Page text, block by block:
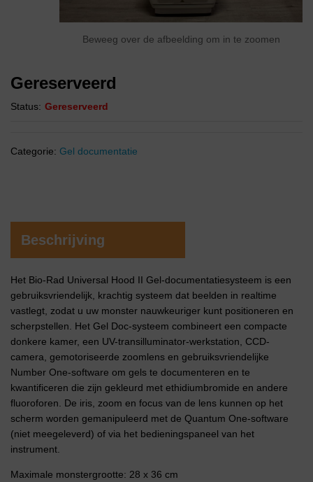
Beweeg over de afbeelding om in te zoomen
Gereserveerd
Status: Gereserveerd
Categorie: Gel documentatie
Beschrijving
Het Bio-Rad Universal Hood II Gel-documentatiesysteem is een
gebruiksvriendelijk, krachtig systeem dat beelden in realtime
vastlegt, zodat u uw monster nauwkeuriger kunt positioneren en
scherpstellen. Het Gel Doc-systeem combineert een compacte
donkere kamer, een UV-transilluminator-werkstation, CCD-
camera, gemotoriseerde zoomlens en gebruiksvriendelijke
Number One-software om gels te documenteren en te
kwantificeren die zijn gekleurd met ethidiumbromide en andere
fluoroforen. De iris, zoom en focus van de lens kunnen op het
scherm worden gemanipuleerd met de Quantum One-software
(niet meegeleverd) of via het bedieningspaneel van het
instrument.
Maximale monstergrootte: 28 x 36 cm